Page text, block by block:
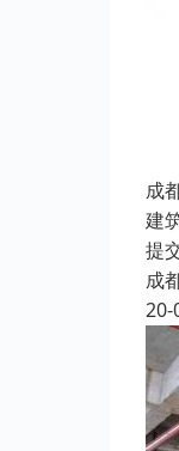
成
建
提
成
20-